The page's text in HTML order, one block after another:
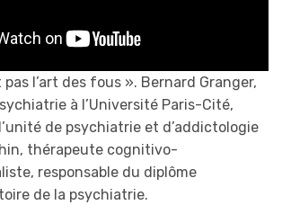
pas l’art des fous ». Bernard Granger,
à l’Université Paris-Cité,
de psychiatrie et d’addictologie
thérapeute cognitivo-
responsable du diplôme
de la psychiatrie.